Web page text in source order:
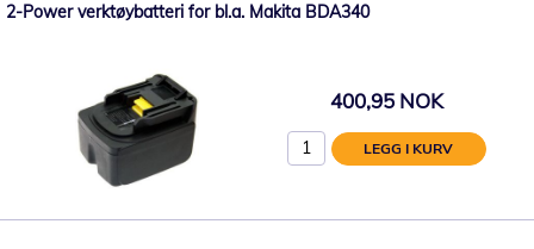
2-Power verktøybatteri for bl.a. Makita BDA340
400,95 NOK
LEGG I KURV